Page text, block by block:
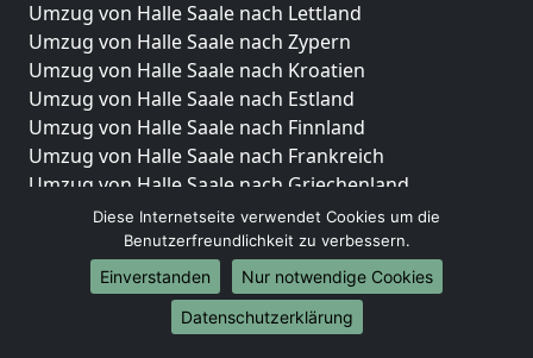
Umzug von Halle Saale nach Lettland
Umzug von Halle Saale nach Zypern
Umzug von Halle Saale nach Kroatien
Umzug von Halle Saale nach Estland
Umzug von Halle Saale nach Finnland
Umzug von Halle Saale nach Frankreich
Umzug von Halle Saale nach Griechenland
Umzug von Halle Saale nach Italien
Umzug von Halle Saale nach Liechtenstein
Umzug von Halle Saale nach Luxemburg
Umzug von Halle Saale nach Niederlande
Umzug von Halle Saale nach Norwegen
Diese Internetseite verwendet Cookies um die
Benutzerfreundlichkeit zu verbessern.
Einverstanden
Nur notwendige Cookies
Datenschutzerklärung